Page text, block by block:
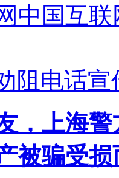
中国互
阻电话宣
，上海
被骗受